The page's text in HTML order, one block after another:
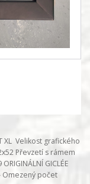
XL Velikost grafického
Převzetí s rámem
GICLÉE
- Omezený počet